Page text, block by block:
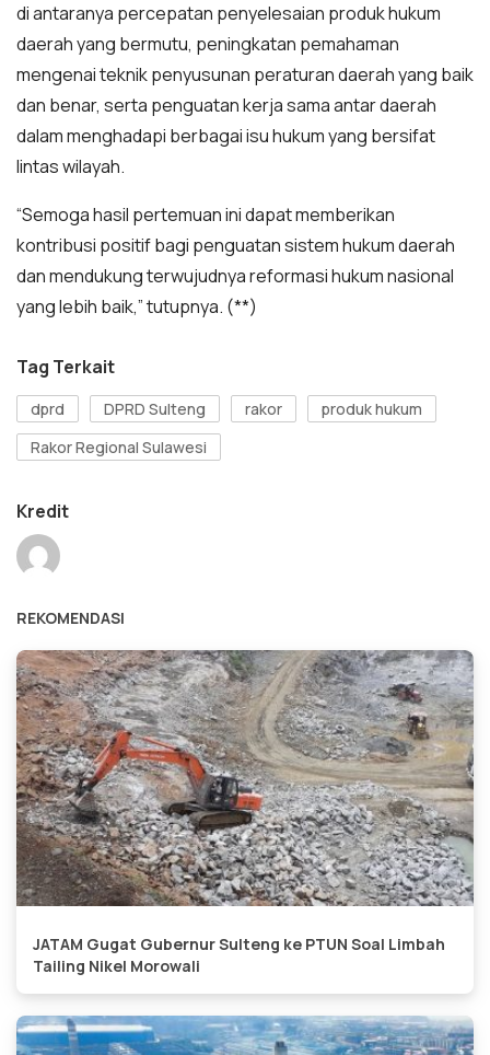
di antaranya percepatan penyelesaian produk hukum
daerah yang bermutu, peningkatan pemahaman
mengenai teknik penyusunan peraturan daerah yang baik
dan benar, serta penguatan kerja sama antar daerah
dalam menghadapi berbagai isu hukum yang bersifat
lintas wilayah.
“Semoga hasil pertemuan ini dapat memberikan
kontribusi positif bagi penguatan sistem hukum daerah
dan mendukung terwujudnya reformasi hukum nasional
yang lebih baik,” tutupnya. (**)
Tag Terkait
dprd DPRD Sulteng rakor
produk hukum
Rakor Regional Sulawesi
Kredit
REKOMENDASI
JATAM Gugat Gubernur Sulteng ke PTUN Soal Limbah
Tailing Nikel Morowali